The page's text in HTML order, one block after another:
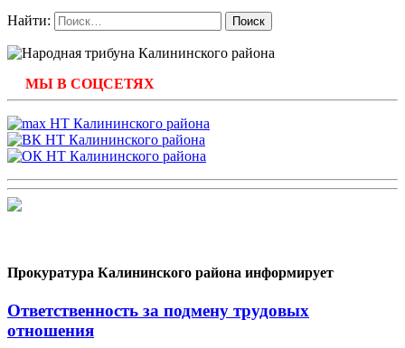
Найти:
МЫ В СОЦСЕТЯХ
Прокуратура Калининского района информирует
Ответственность за подмену трудовых
отношения